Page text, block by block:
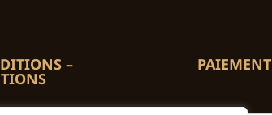
– PAIEMENT